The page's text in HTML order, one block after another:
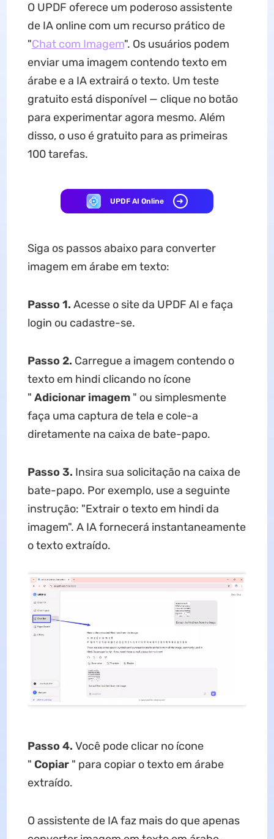
O UPDF oferece um poderoso assistente
de IA online com um recurso prático de
"Chat com Imagem". Os usuários podem
enviar uma imagem contendo texto em
árabe e a IA extrairá o texto. Um teste
gratuito está disponível — clique no botão
para experimentar agora mesmo. Além
disso, o uso é gratuito para as primeiras
100 tarefas.
UPDF AI Online
Siga os passos abaixo para converter
imagem em árabe em texto:
Passo 1. Acesse o site da UPDF AI e faça
login ou cadastre-se.
Passo 2. Carregue a imagem contendo o
texto em hindi clicando no ícone
" Adicionar imagem" ou simplesmente
faça uma captura de tela e cole-a
diretamente na caixa de bate-papo.
Passo 3. Insira sua solicitação na caixa de
bate-papo. Por exemplo, use a seguinte
instrução: "Extrair o texto em hindi da
imagem". A IA fornecerá instantaneamente
o texto extraído.
Passo 4. Você pode clicar no ícone
" Copiar" para copiar o texto em árabe
extraído.
O assistente de IA faz mais do que apenas